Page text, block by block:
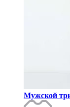
Мужской